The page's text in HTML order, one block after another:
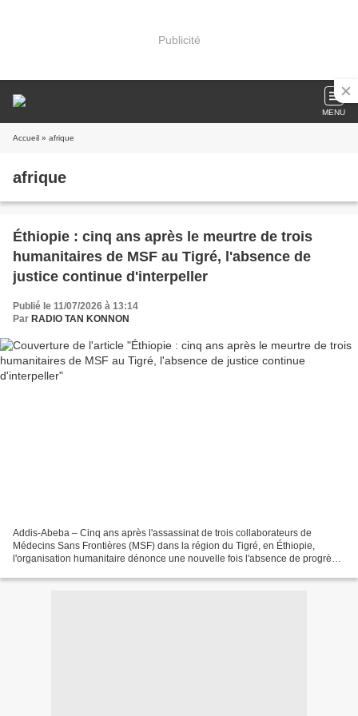
Publicité
MENU
Accueil » afrique
afrique
Éthiopie : cinq ans après le meurtre de trois
humanitaires de MSF au Tigré, l'absence de
justice continue d'interpeller
Publié le 11/07/2026 à 13:14
Par RADIO TAN KONNON
Addis-Abeba – Cinq ans après l'assassinat de trois collaborateurs de
Médecins Sans Frontières (MSF) dans la région du Tigré, en Éthiopie,
l'organisation humanitaire dénonce une nouvelle fois l'absence de progrès